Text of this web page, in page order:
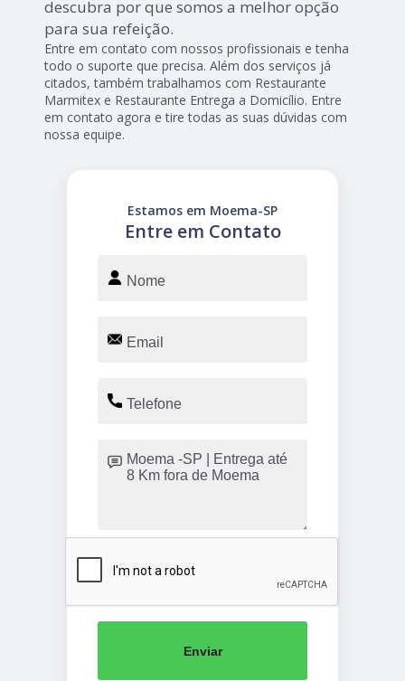
descubra por que somos a melhor opção
para sua refeição.
Entre em contato com nossos profissionais e tenha
todo o suporte que precisa. Além dos serviços já
citados, também trabalhamos com Restaurante
Marmitex e Restaurante Entrega a Domicílio. Entre
em contato agora e tire todas as suas dúvidas com
nossa equipe.
Entre em Contato
Estamos em Moema-SP
Enviar